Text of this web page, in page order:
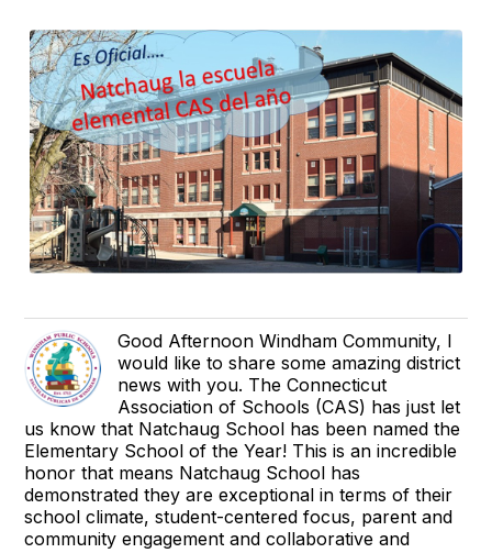
Good Afternoon Windham Community, I
would like to share some amazing district
news with you. The Connecticut
Association of Schools (CAS) has just let
us know that Natchaug School has been named the
Elementary School of the Year! This is an incredible
honor that means Natchaug School has
demonstrated they are exceptional in terms of their
school climate, student-centered focus, parent and
community engagement and collaborative and